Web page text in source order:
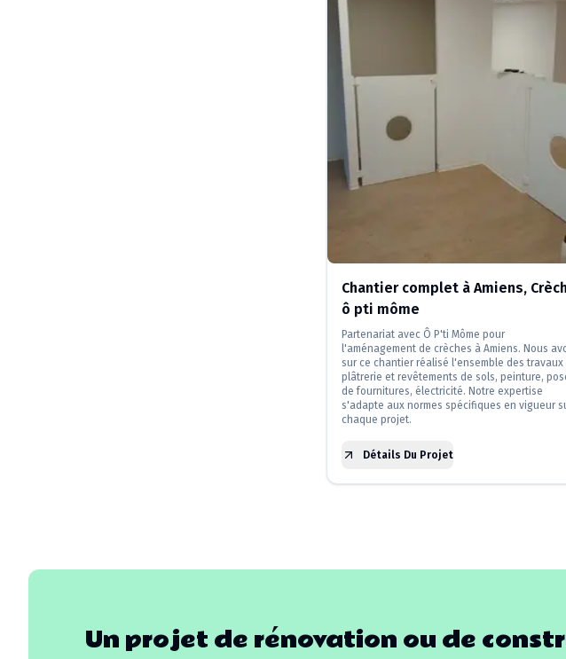
Chantier complet à Amiens,
ô pti môme
Partenariat avec Ô P'ti Môme pour
l'aménagement de crèches à Amiens. Nous
sur ce chantier réalisé l'ensemble des travaux
plâtrerie et revêtements de sols, peinture,
de fournitures, électricité. Notre expertise
s'adapte aux normes spécifiques en vigueur
chaque projet.
Détails Du Projet
Un projet de rénovation ou de